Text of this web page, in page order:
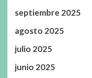
septiembre 2025
agosto 2025
julio 2025
junio 2025